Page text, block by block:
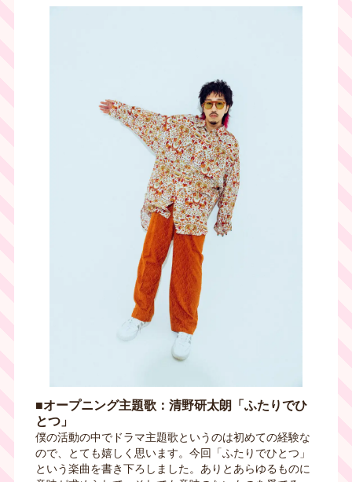
■オープニング主題歌：清野研太朗「ふたりでひ
とつ」
僕の活動の中でドラマ主題歌というのは初めての経験な
ので、とても嬉しく思います。今回「ふたりでひとつ」
という楽曲を書き下ろしました。ありとあらゆるものに